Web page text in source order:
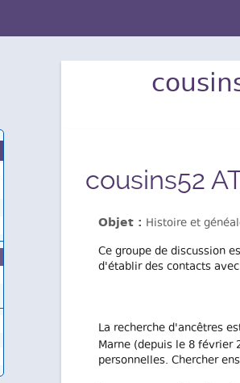
cousins52
Objet : Histoire et
Ce groupe de discussion
d'établir des contacts
La recherche d'ancêtres
Marne (depuis le 8 février
personnelles. Chercher